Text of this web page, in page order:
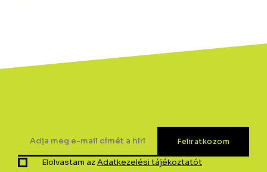
Elolvastam azAdatkezelési tájékoztatót